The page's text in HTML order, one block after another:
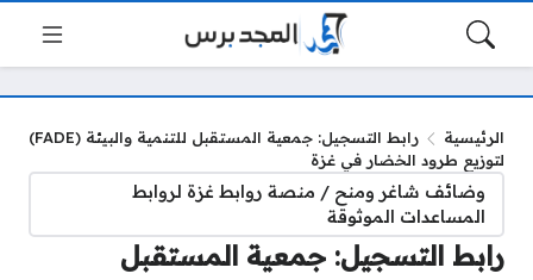
الرئيسية
رابط التسجيل: جمعية المستقبل للتنمية والبيئة (FADE)
لتوزيع طرود الخضار في غزة
وضائف شاغر ومنح / منصة روابط غزة لروابط
المساعدات الموثوقة
رابط التسجيل: جمعية المستقبل